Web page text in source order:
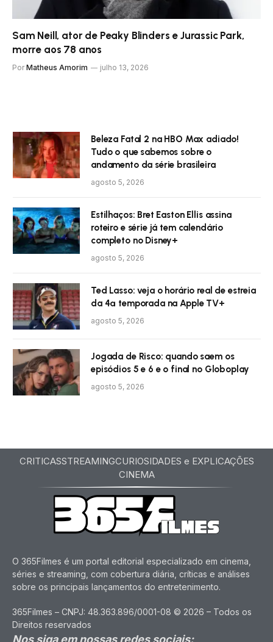
Sam Neill, ator de Peaky Blinders e Jurassic Park,
morre aos 78 anos
Por Matheus Amorim julho 13, 2026
Beleza Fatal 2 na HBO Max adiado!
Tudo o que sabemos sobre o
andamento da série brasileira
agosto 5, 2026
Estilhaços: Bret Easton Ellis assina
roteiro e série já tem calendário
completo no Disney+
agosto 5, 2026
Ted Lasso: veja o horário real de estreia
da 4ª temporada na Apple TV+
agosto 5, 2026
Jogada de Risco: quando saem os
episódios 5 e 6 e o final no Globoplay
agosto 5, 2026
CRITICASSTREAMINGCURIOSIDADES e EXPLICAÇÕES
CINEMA
O 365Filmes é um portal editorial especializado em cinema,
séries e streaming, com cobertura diária, críticas e análises
sobre os principais lançamentos do entretenimento.
365Filmes – CNPJ: 48.363.896/0001-08 © 2026 – Todos os
Direitos reservados
Nos siga em nossas redes sociais: